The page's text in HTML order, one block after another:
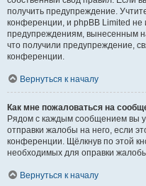
получить предупреждение.
конференции, и phpBB Limited не
предупреждениям, вынесенным
что получили предупреждение,
конференции.
Вернуться к началу
Как мне пожаловаться на
Рядом с каждым сообщением вы
отправки жалобы на него, если
конференции. Щёлкнув по этой
необходимых для оправки
Вернуться к началу